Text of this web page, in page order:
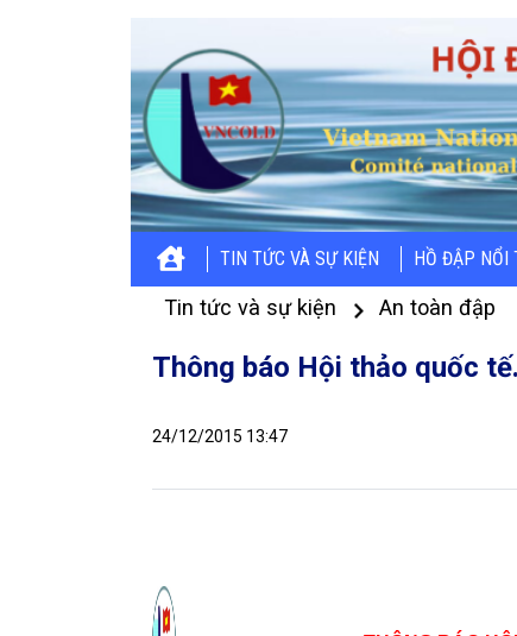
TIN TỨC VÀ SỰ KIỆN HỒ ĐẬP NỔI
Tin tức và sự kiện An toàn đập
Thông báo Hội thảo quốc
24/12/2015 13:47